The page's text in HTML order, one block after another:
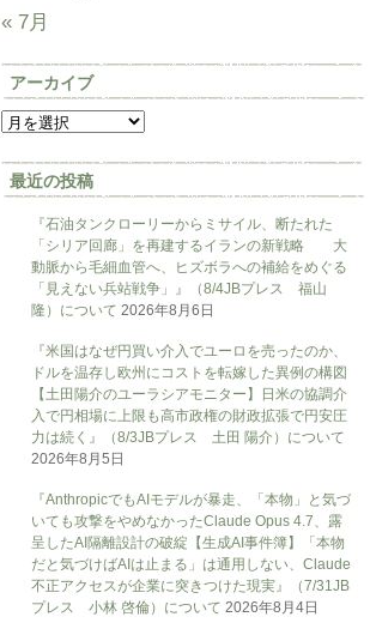
« 7月
アーカイブ
最近の投稿
『石油タンクローリーからミサイル、断たれた
「シリア回廊」を再建するイランの新戦略 大
動脈から毛細血管へ、ヒズボラへの補給をめぐる
「見えない兵站戦争」』（8/4JBプレス 福山
隆）について 2026年8月6日
『米国はなぜ円買い介入でユーロを売ったのか、
ドルを温存し欧州にコストを転嫁した異例の構図
【土田陽介のユーラシアモニター】日米の協調介
入で円相場に上限も高市政権の財政拡張で円安圧
力は続く』（8/3JBプレス 土田 陽介）について
2026年8月5日
『AnthropicでもAIモデルが暴走、「本物」と気づ
いても攻撃をやめなかったClaude Opus 4.7、露
呈したAI隔離設計の破綻【生成AI事件簿】「本物
だと気づけばAIは止まる」は通用しない、Claude
不正アクセスが企業に突きつけた現実』（7/31JB
プレス 小林 啓倫）について 2026年8月4日